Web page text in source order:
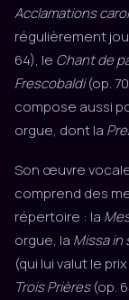
Acclamations
régulièrement
64), le Chant de
Frescobaldi(op.
compose aussi
orgue, dont la
Son œuvre
comprend des
répertoire : la
orgue, la Missa in
(qui lui valut le
Trois Prières(op.